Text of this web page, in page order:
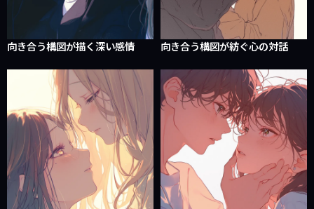
向き合う構図が描く深い感情 向き合う構図が紡ぐ心の対話